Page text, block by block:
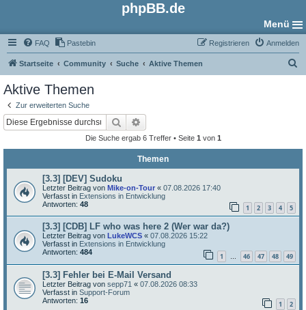
phpBB.de
Menü
FAQ Pastebin Anmelden
Registrieren
Startseite Community Suche Aktive Themen
Aktive Themen
Zur erweiterten Suche
Suche
Die Suche ergab 6 Treffer • Seite 1 von 1
Themen
[3.3] [DEV] Sudoku
Letzter Beitrag von Mike-on-Tour « 07.08.2026 17:40
Verfasst in Extensions in Entwicklung
Antworten: 48 1 2 3 4 5
[3.3] [CDB] LF who was here 2 (Wer war da?)
Letzter Beitrag von LukeWCS « 07.08.2026 15:22
Verfasst in Extensions in Entwicklung
Antworten: 484 1 … 46 47 48 49
[3.3] Fehler bei E-Mail Versand
Letzter Beitrag von sepp71 « 07.08.2026 08:33
Verfasst in Support-Forum
Antworten: 16 1 2